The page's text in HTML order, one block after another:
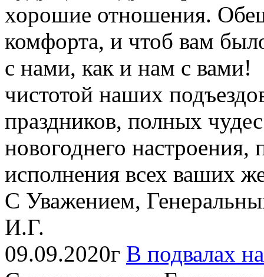
хорошие отношения.
комфорта, и чтоб вам
с нами, как и нам с
чистотой наших
праздников, полных
новогоднего
исполнения всех ваших
С Уважением,
И.Г.
09.09.2020г В подвалах